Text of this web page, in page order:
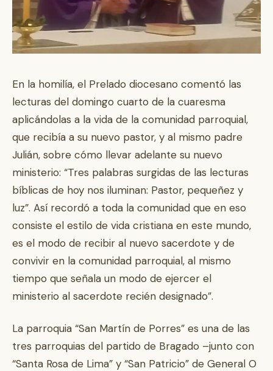
En la homilía, el Prelado diocesano comentó las
lecturas del domingo cuarto de la cuaresma
aplicándolas a la vida de la comunidad parroquial,
que recibía a su nuevo pastor, y al mismo padre
Julián, sobre cómo llevar adelante su nuevo
ministerio: “Tres palabras surgidas de las lecturas
bíblicas de hoy nos iluminan: Pastor, pequeñez y
luz”. Así recordó a toda la comunidad que en eso
consiste el estilo de vida cristiana en este mundo,
es el modo de recibir al nuevo sacerdote y de
convivir en la comunidad parroquial, al mismo
tiempo que señala un modo de ejercer el
ministerio al sacerdote recién designado”.
La parroquia “San Martín de Porres” es una de las
tres parroquias del partido de Bragado –junto con
“Santa Rosa de Lima” y “San Patricio” de General O